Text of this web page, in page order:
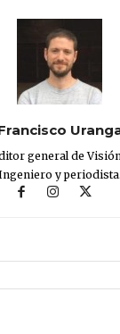
general de
y periodista.